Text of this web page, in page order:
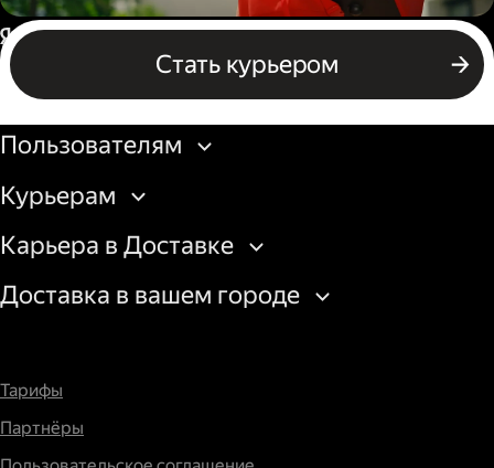
Пеший курьер
Стать курьером
Россия
Бизнесу
Пользователям
Курьерам
Карьера в Доставке
Доставка в вашем городе
Тарифы
Партнёры